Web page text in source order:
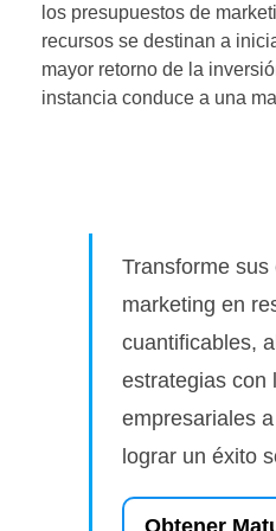
los presupuestos de
recursos se destinan a
mayor retorno de la
instancia conduce a una
Transforme
marketing en
cuantificables,
estrategias con
empresariales
lograr un éxito
Obtener